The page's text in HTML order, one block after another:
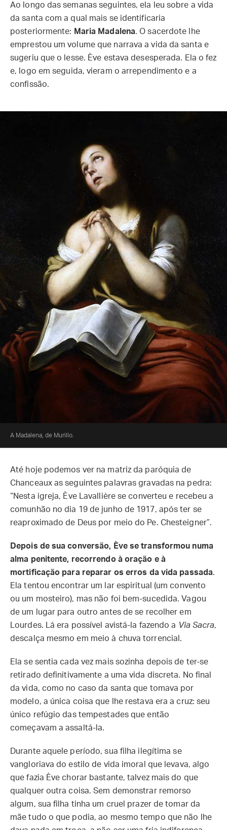
Ao longo das semanas seguintes, ela leu sobre a vida
da santa com a qual mais se identificaria
posteriormente: Maria Madalena. O sacerdote lhe
emprestou um volume que narrava a vida da santa e
sugeriu que o lesse. Ève estava desesperada. Ela o fez
e, logo em seguida, vieram o arrependimento e a
confissão.
A Madalena, de Murillo.
Até hoje podemos ver na matriz da paróquia de
Chanceaux as seguintes palavras gravadas na pedra:
“Nesta igreja, Ève Lavallière se converteu e recebeu a
comunhão no dia 19 de junho de 1917, após ter se
reaproximado de Deus por meio do Pe. Chesteigner”.
Depois de sua conversão, Ève se transformou numa
alma penitente, recorrendo à oração e à
mortificação para reparar os erros da vida passada.
Ela tentou encontrar um lar espiritual (um convento
ou um mosteiro), mas não foi bem-sucedida. Vagou
de um lugar para outro antes de se recolher em
Lourdes. Lá era possível avistá-la fazendo a Via Sacra,
descalça mesmo em meio à chuva torrencial.
Ela se sentia cada vez mais sozinha depois de ter-se
retirado definitivamente a uma vida discreta. No final
da vida, como no caso da santa que tomava por
modelo, a única coisa que lhe restava era a cruz: seu
único refúgio das tempestades que então
começavam a assaltá-la.
Durante aquele período, sua filha ilegítima se
vangloriava do estilo de vida imoral que levava, algo
que fazia Ève chorar bastante, talvez mais do que
qualquer outra coisa. Sem demonstrar remorso
algum, sua filha tinha um cruel prazer de tomar da
mãe tudo o que podia, ao mesmo tempo que não lhe